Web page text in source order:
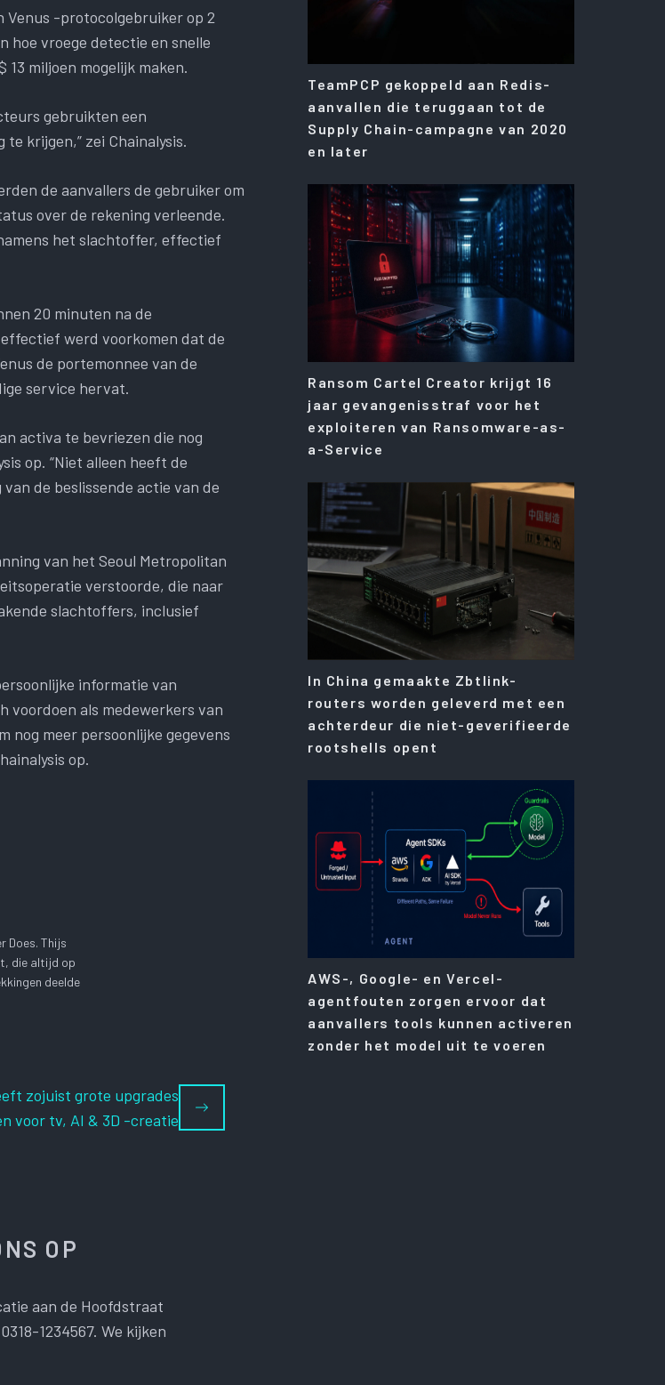
Venus -protocolgebruiker op 2
hoe vroege detectie en snelle
miljoen mogelijk maken.
gebruikten een
krijgen,” zei Chainalysis.
de aanvallers de gebruiker om
over de rekening verleende.
het slachtoffer, effectief
20 minuten na de
werd voorkomen dat de
de portemonnee van de
service hervat.
activa te bevriezen die nog
op. “Niet alleen heeft de
de beslissende actie van de
van het Seoul Metropolitan
verstoorde, die naar
slachtoffers, inclusief
informatie van
voordoen als medewerkers van
nog meer persoonlijke gegevens
op.
Does. Thijs
die altijd op
deelde
zojuist grote upgrades
voor tv, AI & 3D -creatie
TeamPCP gekoppeld aan Redis-
aanvallen die teruggaan tot de
Supply Chain-campagne van 2020
en later
Ransom Cartel Creator krijgt 16
jaar gevangenisstraf voor het
exploiteren van Ransomware-as-
a-Service
In China gemaakte Zbtlink-
routers worden geleverd met een
achterdeur die niet-geverifieerde
rootshells opent
AWS-, Google- en Vercel-
agentfouten zorgen ervoor dat
aanvallers tools kunnen activeren
zonder het model uit te voeren
OP
aan de Hoofdstraat
1234567. We kijken